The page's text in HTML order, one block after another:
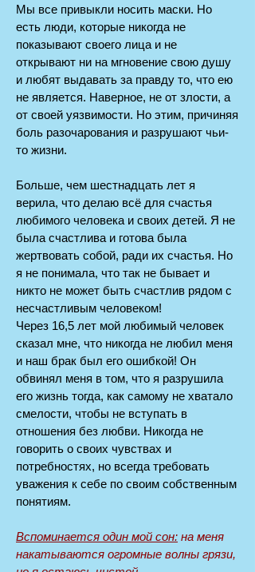
Мы все привыкли носить маски. Но
есть люди, которые никогда не
показывают своего лица и не
открывают ни на мгновение свою душу
и любят выдавать за правду то, что ею
не является. Наверное, не от злости, а
от своей уязвимости. Но этим, причиняя
боль разочарования и разрушают чьи-
то жизни.
Больше, чем шестнадцать лет я
верила, что делаю всё для счастья
любимого человека и своих детей. Я не
была счастлива и готова была
жертвовать собой, ради их счастья. Но
я не понимала, что так не бывает и
никто не может быть счастлив рядом с
несчастливым человеком!
Через 16,5 лет мой любимый человек
сказал мне, что никогда не любил меня
и наш брак был его ошибкой! Он
обвинял меня в том, что я разрушила
его жизнь тогда, как самому не хватало
смелости, чтобы не вступать в
отношения без любви. Никогда не
говорить о своих чувствах и
потребностях, но всегда требовать
уважения к себе по своим собственным
понятиям.
Вспоминается один мой сон: на меня
накатываются огромные волны грязи,